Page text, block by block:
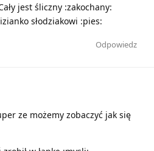
jest śliczny :zakochany:
słodziakowi :pies:
Odpowiedz
ze możemy zobaczyć jak się